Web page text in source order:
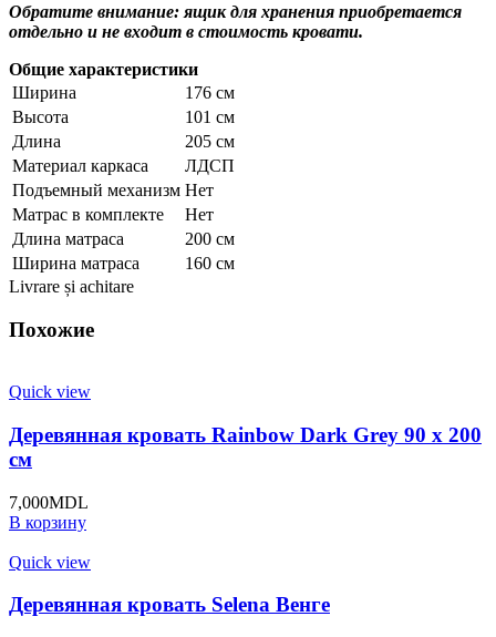
Обратите внимание: ящик для хранения приобретается
отдельно и не входит в стоимость кровати.
Общие характеристики
Ширина
176 см
Высота
101 см
Длина
205 см
Материал каркаса
ЛДСП
Подъемный механизм Нет
Матрас в комплекте
Нет
Длина матраса
200 см
Ширина матраса
160 см
Livrare și achitare
Похожие
Quick view
Деревянная кровать Rainbow Dark Grey 90 x 200
cм
7,000MDL
В корзину
Quick view
Деревянная кровать Selena Венге